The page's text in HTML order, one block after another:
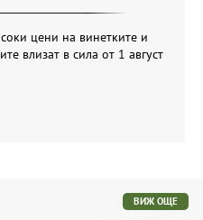
цени на винетките и
влизат в сила от 1 август
ВИЖ ОЩЕ